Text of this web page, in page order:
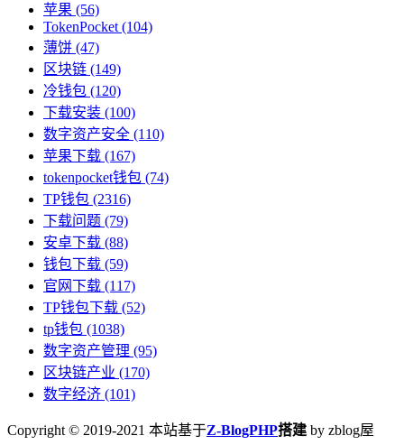
苹果 (56)
TokenPocket (104)
薄饼 (47)
区块链 (149)
冷钱包 (120)
下载安装 (100)
数字资产安全 (110)
苹果下载 (167)
tokenpocket钱包 (74)
TP钱包 (2316)
下载问题 (79)
安卓下载 (88)
钱包下载 (59)
官网下载 (117)
TP钱包下载 (52)
tp钱包 (1038)
数字资产管理 (95)
区块链产业 (170)
数字经济 (101)
Copyright © 2019-2021 本站基于Z-BlogPHP搭建 by zblog屋